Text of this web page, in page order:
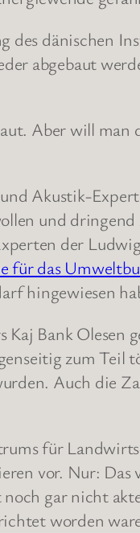
dänischen
abgebaut
Aber will man
Akustik-
und
der
für das
hingewiesen
Bank Olesen
zum Teil
Auch die
für
vor. Nur:
gar nicht
worden